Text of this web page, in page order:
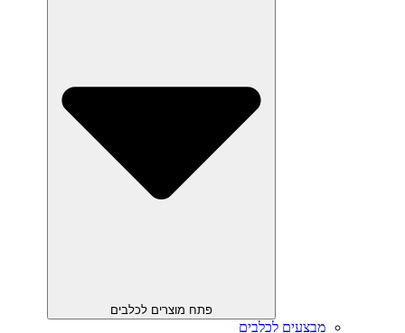
פתח מוצרים לכלבים
מבצעים לכלבים